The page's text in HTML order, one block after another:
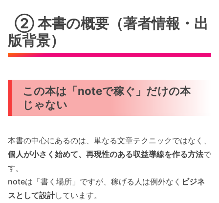
② 本書の概要（著者情報・出
版背景）
この本は「noteで稼ぐ」だけの本
じゃない
本書の中心にあるのは、単なる文章テクニックではなく、
個人が小さく始めて、再現性のある収益導線を作る方法で
す。
noteは「書く場所」ですが、稼げる人は例外なく ビジネ
スとして設計しています。